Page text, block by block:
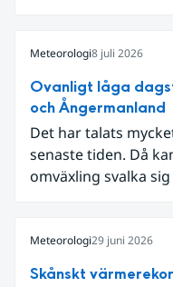
Meteorologi8 juli 2026
Ovanligt låga
och Ångermanland
Det har talats
senaste tiden. Då
omväxling svalka
Meteorologi29 juni 2026
Skånskt